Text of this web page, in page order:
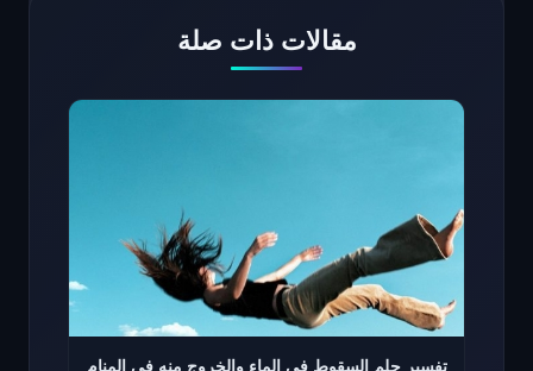
مقالات ذات صلة
تفسير حلم السقوط في الماء والخروج منه في المنام